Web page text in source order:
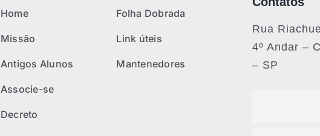
Home
Missão
Antigos Alunos
Associe-se
Decreto
Folha Dobrada
Link úteis
Mantenedores
Rua
4º Andar –
– SP